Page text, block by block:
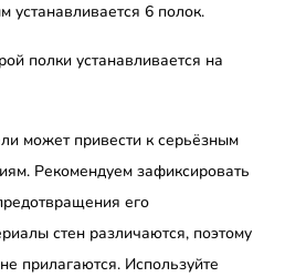
устанавливается 6 полок.
полки устанавливается на
может привести к серьёзным
Рекомендуем зафиксировать
его
стен различаются, поэтому
прилагаются. Используйте